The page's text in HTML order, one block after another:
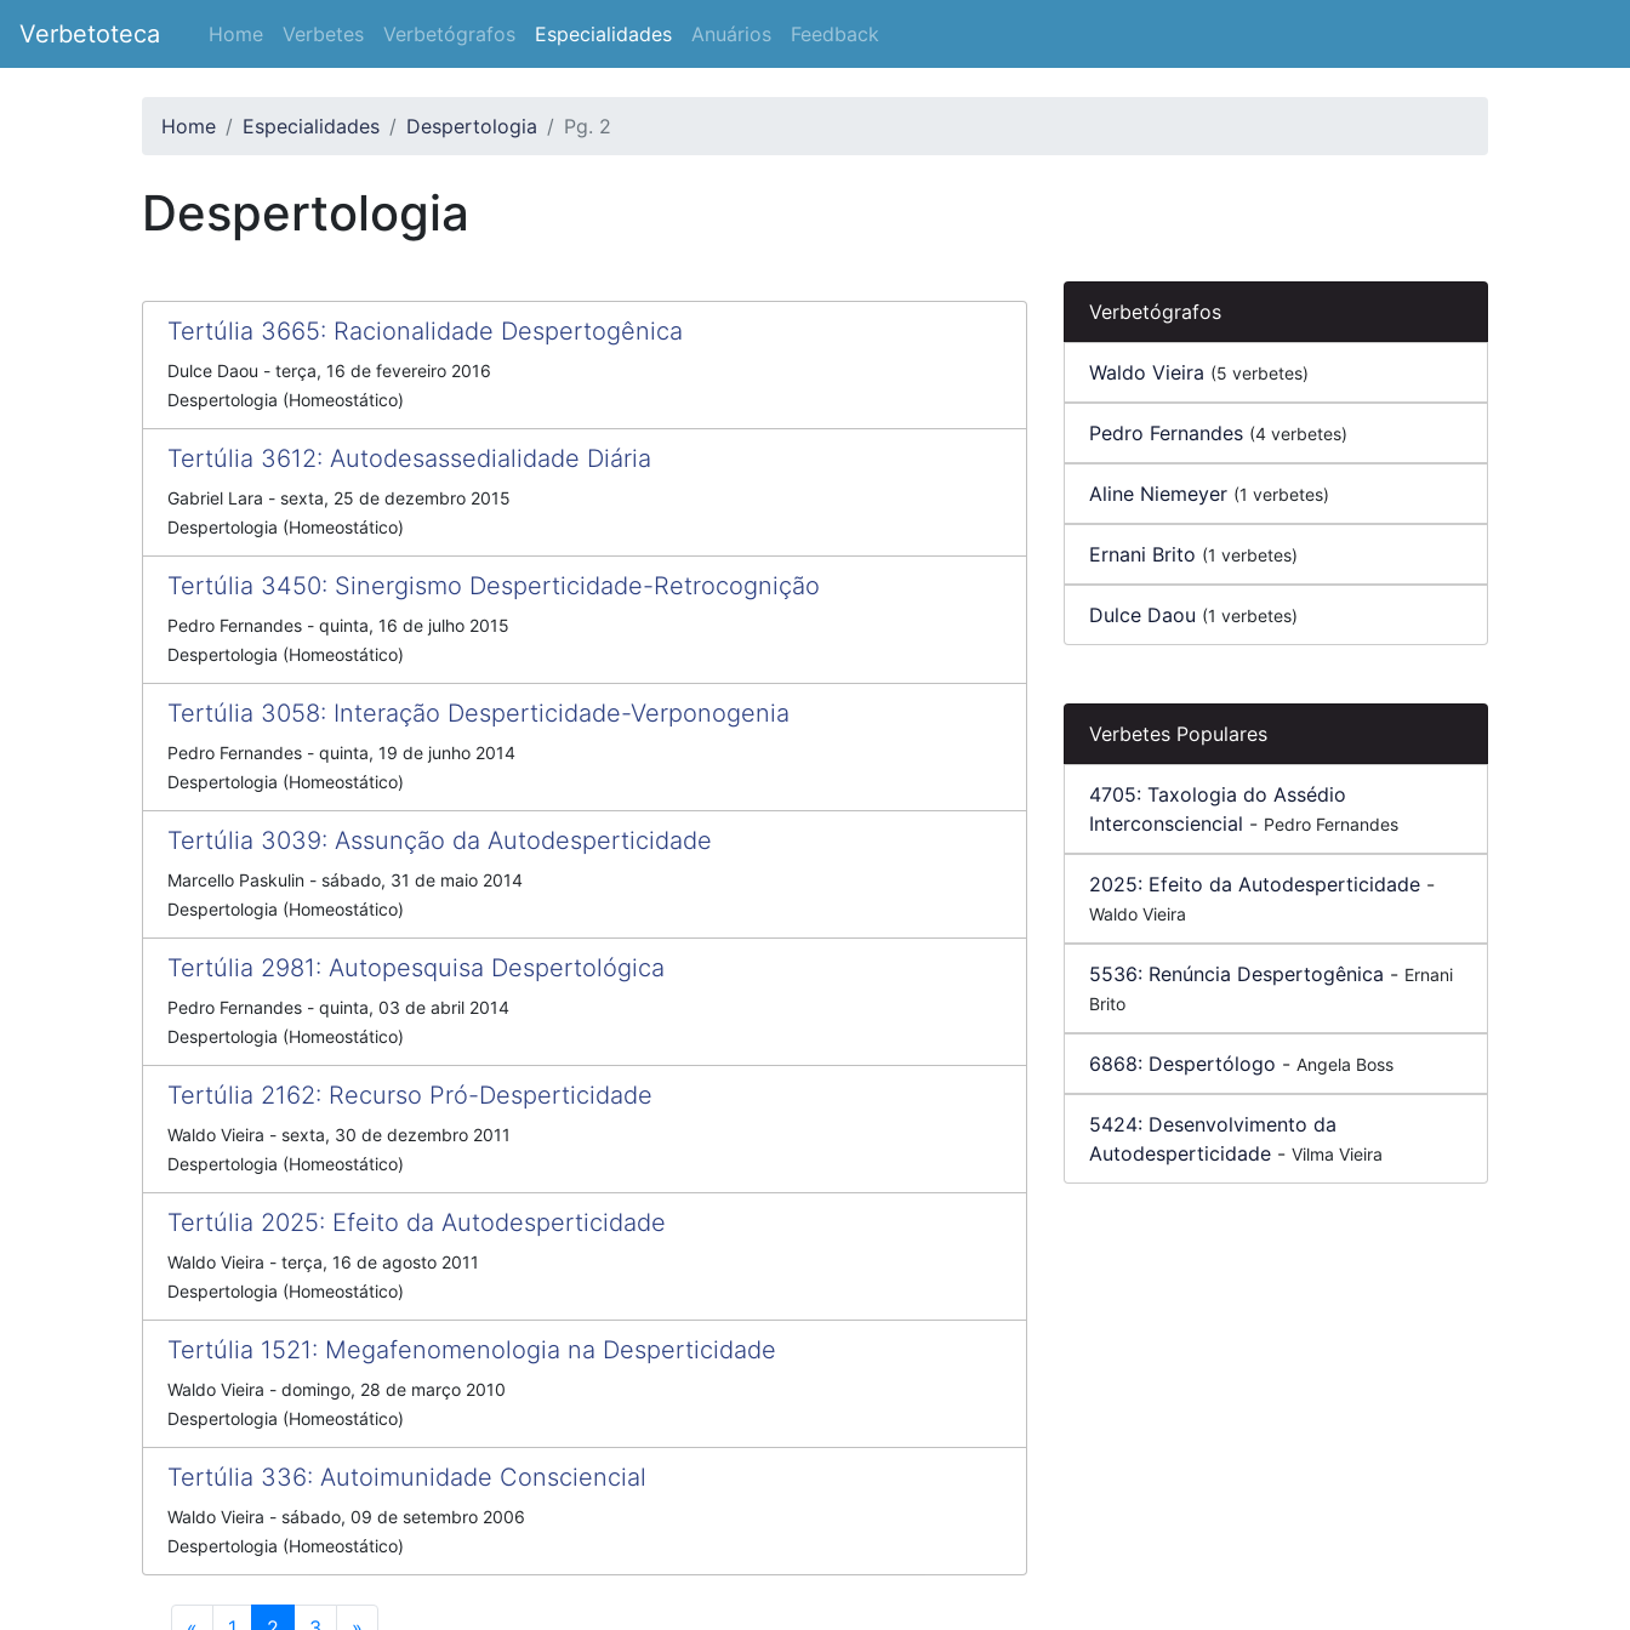
Verbetoteca Home Verbetes Verbetógrafos Especialidades Anuários Feedback
Home Especialidades Despertologia Pg. 2
Despertologia
Verbetógrafos
Waldo Vieira (5 verbetes)
Pedro Fernandes (4 verbetes)
Aline Niemeyer (1 verbetes)
Ernani Brito (1 verbetes)
Dulce Daou (1 verbetes)
Verbetes Populares
4705: Taxologia do Assédio
Interconsciencial - Pedro Fernandes
2025: Efeito da Autodesperticidade -
Waldo Vieira
5536: Renúncia Despertogênica - Ernani
Brito
6868: Despertólogo - Angela Boss
5424: Desenvolvimento da
Autodesperticidade - Vilma Vieira
Tertúlia 3665: Racionalidade Despertogênica
Dulce Daou - terça, 16 de fevereiro 2016
Despertologia (Homeostático)
Tertúlia 3612: Autodesassedialidade Diária
Gabriel Lara - sexta, 25 de dezembro 2015
Despertologia (Homeostático)
Tertúlia 3450: Sinergismo Desperticidade-Retrocognição
Pedro Fernandes - quinta, 16 de julho 2015
Despertologia (Homeostático)
Tertúlia 3058: Interação Desperticidade-Verponogenia
Pedro Fernandes - quinta, 19 de junho 2014
Despertologia (Homeostático)
Tertúlia 3039: Assunção da Autodesperticidade
Marcello Paskulin - sábado, 31 de maio 2014
Despertologia (Homeostático)
Tertúlia 2981: Autopesquisa Despertológica
Pedro Fernandes - quinta, 03 de abril 2014
Despertologia (Homeostático)
Tertúlia 2162: Recurso Pró-Desperticidade
Waldo Vieira - sexta, 30 de dezembro 2011
Despertologia (Homeostático)
Tertúlia 2025: Efeito da Autodesperticidade
Waldo Vieira - terça, 16 de agosto 2011
Despertologia (Homeostático)
Tertúlia 1521: Megafenomenologia na Desperticidade
Waldo Vieira - domingo, 28 de março 2010
Despertologia (Homeostático)
Tertúlia 336: Autoimunidade Consciencial
Waldo Vieira - sábado, 09 de setembro 2006
Despertologia (Homeostático)